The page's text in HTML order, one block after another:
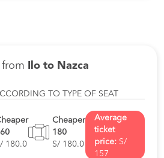
from Ilo to Nazca
TO TYPE OF SEAT
180.0
Cheaper
180
S/ 180.0
Average
ticket
price: S/
157